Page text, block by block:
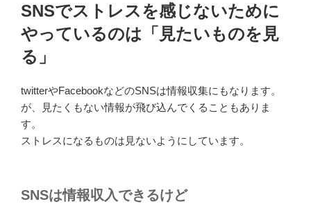
日:
SNSでストレスを感じないために
やっているのは「見たいものを見
る」
twitterやFacebookなどのSNSは情報収集にもなります。
が、見たくもない情報が飛び込んでくることもありま
す。
ストレスになるものは見ないようにしています。
SNSは情報収入できるけど